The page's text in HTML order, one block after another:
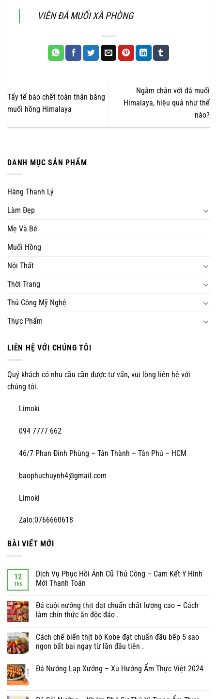
VIÊN ĐÁ MUỐI XÀ PHÒNG
Tẩy tế bào chết toàn thân bằng
muối hồng Himalaya
Ngâm chân với đá muối
Himalaya, hiệu quả như thế
nào?
DANH MỤC SẢN PHẨM
Hàng Thanh Lý
Làm Đẹp
Mẹ Và Bé
Muối Hồng
Nội Thất
Thời Trang
Thủ Công Mỹ Nghệ
Thực Phẩm
LIÊN HỆ VỚI CHÚNG TÔI
Quý khách có nhu cầu cần được tư vấn, vui lòng liên hệ với
chúng tôi.
Limoki
094 7777 662
46/7 Phan Đình Phùng – Tân Thành – Tân Phú – HCM
baophuchuynh4@gmail.com
Limoki
Zalo:0766660618
BÀI VIẾT MỚI
12
Th5
Dịch Vụ Phục Hồi Ảnh Cũ Thủ Công – Cam Kết Y Hình
Mới Thanh Toán
Đá cuội nướng thịt đạt chuẩn chất lượng cao – Cách
làm chín thức ăn độc đáo .
Cách chế biến thịt bò Kobe đạt chuẩn đầu bếp 5 sao
ngon bất bại ngay từ lần đầu tiên .
Đá Nướng Lạp Xưởng – Xu Hướng Ẩm Thực Việt 2024